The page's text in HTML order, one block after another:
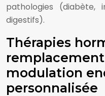
pathologies (diabète,
digestifs).
Thérapies
modulation
personnalisée